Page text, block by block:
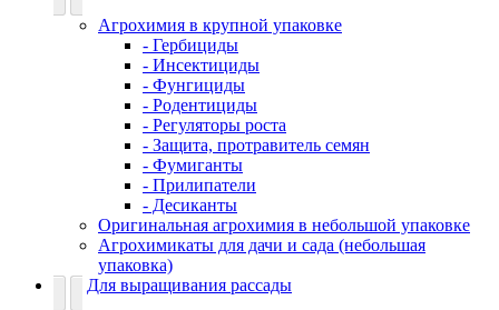
Агрохимия в крупной упаковке
- Гербициды
- Инсектициды
- Фунгициды
- Родентициды
- Регуляторы роста
- Защита, протравитель семян
- Фумиганты
- Прилипатели
- Десиканты
Оригинальная агрохимия в небольшой упаковке
Агрохимикаты для дачи и сада (небольшая
упаковка)
Для выращивания рассады